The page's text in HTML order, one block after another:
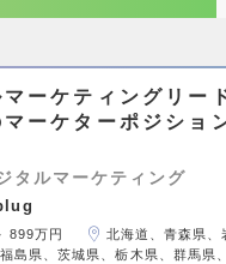
ーケティングリー
ーケターポジショ
タルマーケティング
899万円
北海道、青森県、
島県、茨城県、栃木県、群馬県